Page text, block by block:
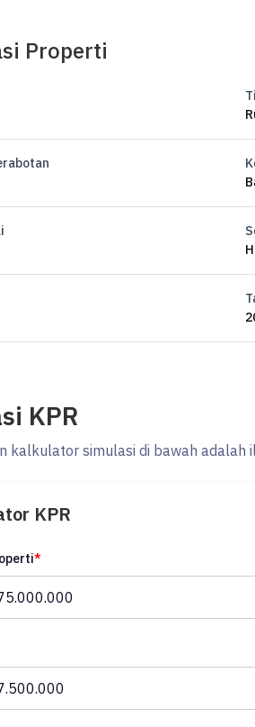
96m²Properti
KPR
kalkulator simulasi di bawah adalah
KPR
*